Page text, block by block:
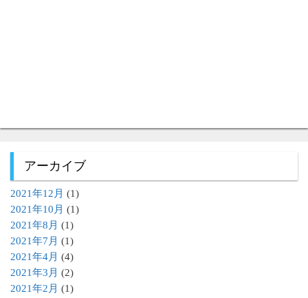
アーカイブ
2021年12月 (1)
2021年10月 (1)
2021年8月 (1)
2021年7月 (1)
2021年4月 (4)
2021年3月 (2)
2021年2月 (1)